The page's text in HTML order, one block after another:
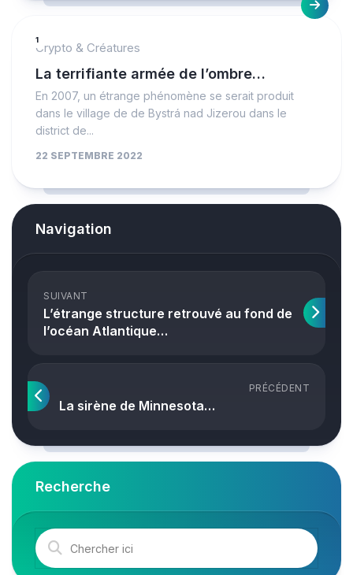
1
Crypto & Créatures
La terrifiante armée de l’ombre…
En 2007, un étrange phénomène se serait produit
dans le village de de Bystrá nad Jizerou dans le
district de...
22 SEPTEMBRE 2022
Navigation
SUIVANT
L’étrange structure retrouvé au fond de
l’océan Atlantique…
PRÉCÉDENT
La sirène de Minnesota…
Recherche